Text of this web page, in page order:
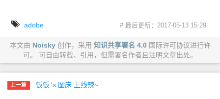
adobe # 最后更新：2017-05-13 15:29
本文由 Noisky创作，采用 知识共享署名 4.0国际许可协议进行许
可。 可自由转载、引用，但需署名作者且注明文章出处。
上一篇 饭饭 's 图床 上线辣~